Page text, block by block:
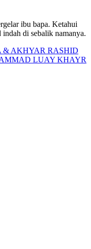
ibu bapa. Ketahui
di sebalik namanya.
& AKHYAR RASHID
LUAY KHAYR